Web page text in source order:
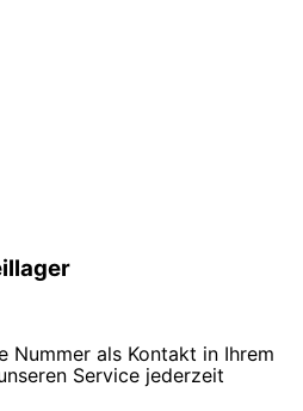
Nummer als Kontakt in Ihrem
Service jederzeit